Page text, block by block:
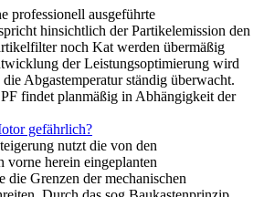
professionell ausgeführte
hinsichtlich der Partikelemission den
noch Kat werden übermäßig
der Leistungsoptimierung wird
Abgastemperatur ständig überwacht.
findet planmäßig in Abhängigkeit der
gefährlich?
nutzt die von den
herein eingeplanten
die Grenzen der mechanischen